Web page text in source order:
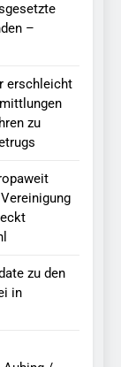
–
erschleicht
zu
zu den
in